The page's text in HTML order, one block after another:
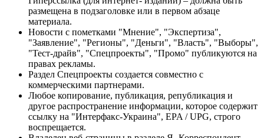
размещена в подзаголовке или в первом абзаце
материала.
Новости с пометками "Мнение", "Экспертиза",
"Заявление", "Регионы", "Деньги", "Власть", "Выборы",
"Тест-драйв", "Спецпроекты", "Промо" публикуются на
правах рекламы.
Раздел Спецпроекты создается совместно с
коммерческими партнерами.
Любое копирование, публикация, републикация и
другое распространение информации, которое содержит
ссылку на "Интерфакс-Украина", EPA / UPG, строго
воспрещается.